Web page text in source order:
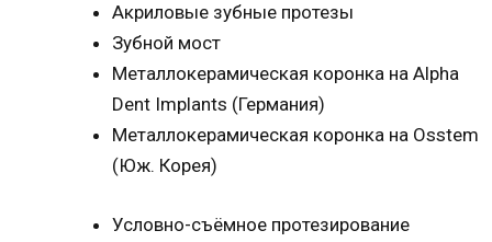
Акриловые зубные протезы
Зубной мост
Металлокерамическая коронка на Alpha
Dent Implants (Германия)
Металлокерамическая коронка на Osstem
(Юж. Корея)
Условно-съёмное протезирование